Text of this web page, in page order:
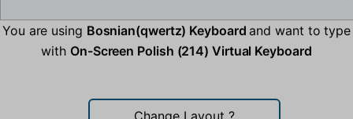
You are using Bosnian(qwertz) Keyboard and want to type
with On-Screen Polish (214) Virtual Keyboard
Change Layout ?